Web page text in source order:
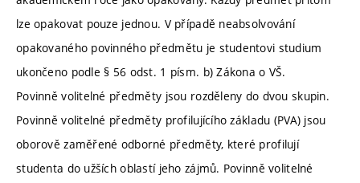
lze opakovat pouze jednou. V případě neabsolvování
opakovaného povinného předmětu je studentovi studium
ukončeno podle § 56 odst. 1 písm. b) Zákona o VŠ.
Povinně volitelné předměty jsou rozděleny do dvou skupin.
Povinně volitelné předměty profilujícího základu (PVA) jsou
oborově zaměřené odborné předměty, které profilují
studenta do užších oblastí jeho zájmů. Povinně volitelné